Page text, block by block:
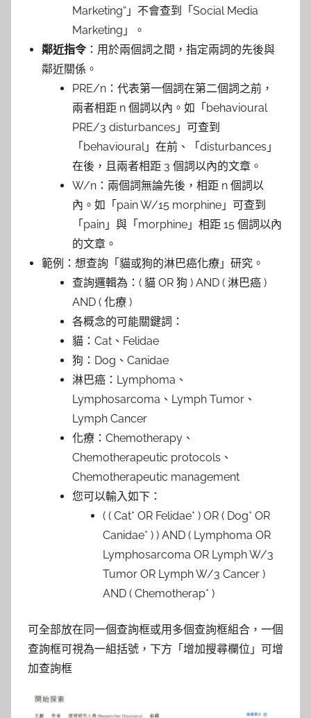
Marketing“」不會查到「Social Media
Marketing」。
鄰近指令 ：用於兩個詞之間，指定兩詞的先後與
鄰近關係。
PRE/n：代表第一個詞在第二個詞之前，
兩者相距 n 個詞以內。如「behavioural
PRE/3 disturbances」可查到
「behavioural」在前、「disturbances」
在後，且兩者相距 3 個詞以內的文章。
W/n：兩個詞無論先後，相距 n 個詞以
內。如「pain W/15 morphine」可查到
「pain」與「morphine」相距 15 個詞以內
的文章。
範例：想查詢「貓或狗的淋巴癌化療」研究。
查詢邏輯為：( 貓 OR 狗 ) AND ( 淋巴癌 )
AND ( 化療 )
各概念的可能關鍵詞：
貓：Cat、Felidae
狗：Dog、Canidae
淋巴癌：Lymphoma、
Lymphosarcoma、Lymph Tumor、
Lymph Cancer
化療：Chemotherapy、
Chemotherapeutic protocols、
Chemotherapeutic management
您可以輸入如下：
( ( Cat* OR Felidae* ) OR ( Dog* OR
Canidae* ) ) AND ( Lymphoma OR
Lymphosarcoma OR Lymph W/3
Tumor OR Lymph W/3 Cancer )
AND ( Chemotherap* )
可全部放在同一個查詢框或用多個查詢框組合，一個
查詢框可視為一組括號，下方「增加搜尋欄位」可增
加查詢框